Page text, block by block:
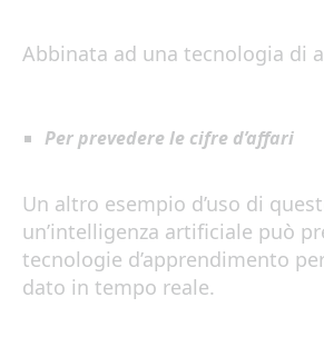
Abbinata ad una tecnologia di
Perprevedere le cifre d’affari
Un altro esempio d’uso di
un’intelligenza artificiale può pr
tecnologie d’apprendimento
dato in tempo reale.